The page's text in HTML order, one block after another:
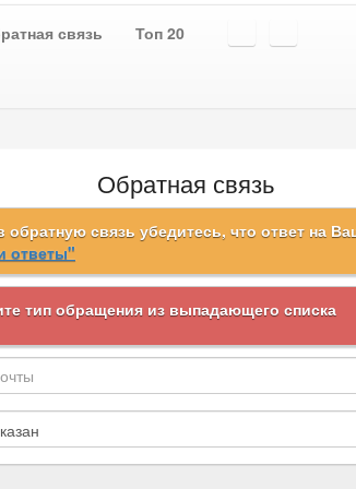
связь
Топ 20
Обратная связь
обратную связь убедитесь, что ответ на
ответы"
тип обращения из выпадающего списка